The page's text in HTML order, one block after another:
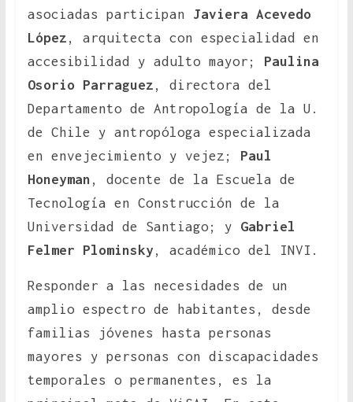
asociadas participan Javiera Acevedo
López , arquitecta con especialidad en
accesibilidad y adulto mayor;
Paulina
Osorio Parraguez , directora del
Departamento de Antropología de la U.
de Chile y antropóloga especializada
en envejecimiento y vejez; Paul
Honeyman , docente de la Escuela de
Tecnología en Construcción de la
Universidad de Santiago; y Gabriel
Felmer Plominsky , académico del INVI.
Responder a las necesidades de un
amplio espectro de habitantes, desde
familias jóvenes hasta personas
mayores y personas con discapacidades
temporales o permanentes, es la